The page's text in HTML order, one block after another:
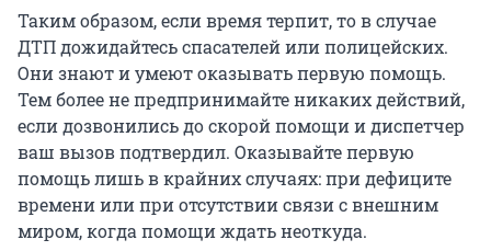
Таким образом, если время терпит, то в случае
ДТП дожидайтесь спасателей или полицейских.
Они знают и умеют оказывать первую помощь.
Тем более не предпринимайте никаких действий,
если дозвонились до скорой помощи и диспетчер
ваш вызов подтвердил. Оказывайте первую
помощь лишь в крайних случаях: при дефиците
времени или при отсутствии связи с внешним
миром, когда помощи ждать неоткуда.